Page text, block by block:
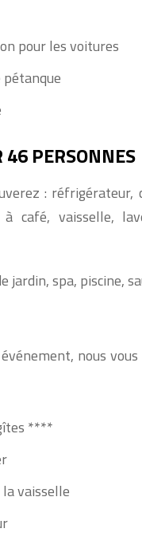
pour les voitures
46 PERSONNES
: réfrigérateur,
à café, vaisselle,
spa, piscine,
nous
****
vaisselle